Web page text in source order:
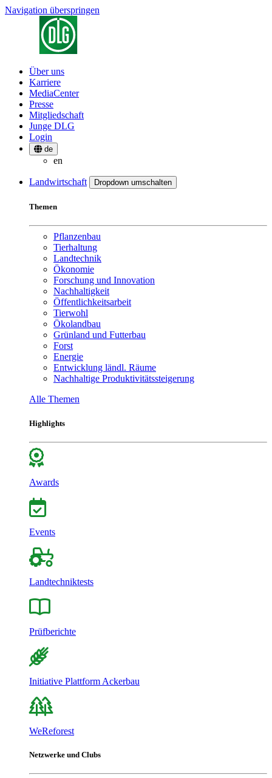
Navigation überspringen
Über uns
Karriere
MediaCenter
Presse
Mitgliedschaft
Junge DLG
Login
de
en
Landwirtschaft Dropdown umschalten
Themen
Pflanzenbau
Tierhaltung
Landtechnik
Ökonomie
Forschung und Innovation
Nachhaltigkeit
Öffentlichkeitsarbeit
Tierwohl
Ökolandbau
Grünland und Futterbau
Forst
Energie
Entwicklung ländl. Räume
Nachhaltige Produktivitätssteigerung
Alle Themen
Highlights
Awards
Events
Landtechniktests
Prüfberichte
Initiative Plattform Ackerbau
WeReforest
Netzwerke und Clubs